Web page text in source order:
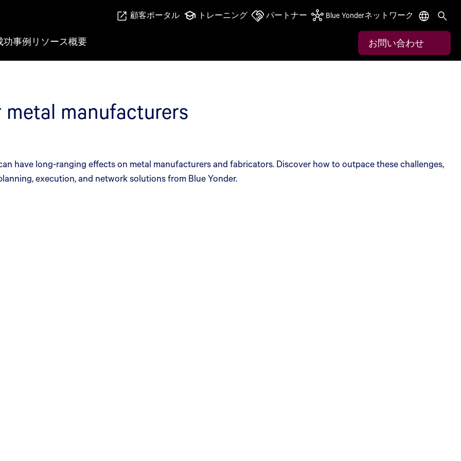
顧客ポータル トレーニング パートナー Blue Yonderネットワーク
功事例 リソース概要 お問い合わせ
manufacturers
have long-ranging effects on metal manufacturers and fabricators. Discover how to outpace these challenges,
execution, and network solutions from Blue Yonder.